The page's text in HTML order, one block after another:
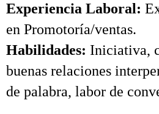
Experiencia Laboral:
en Promotoría/ventas.
Habilidades: Iniciativa,
buenas relaciones
de palabra, labor de